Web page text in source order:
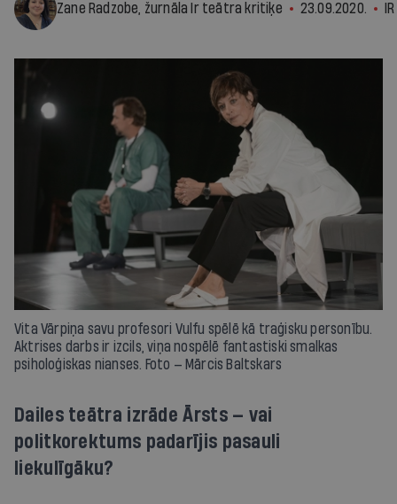
Zane Radzobe, žurnāla Ir teātra kritiķe 23.09.2020. IR
Vita Vārpiņa savu profesori Vulfu spēlē kā traģisku personību.
Aktrises darbs ir izcils, viņa nospēlē fantastiski smalkas
psiholoģiskas nianses. Foto — Mārcis Baltskars
Dailes teātra izrāde Ārsts — vai
politkorektums padarījis pasauli
liekulīgāku?